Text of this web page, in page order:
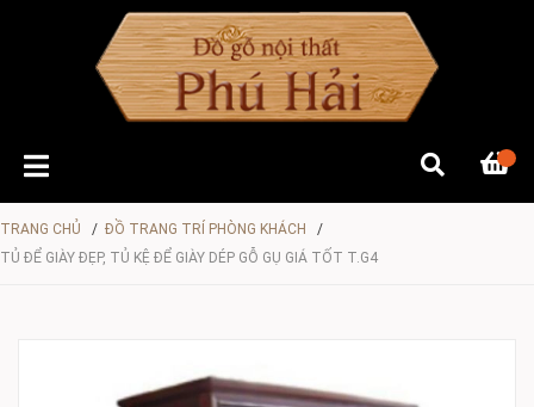
TRANG CHỦ / ĐỒ TRANG TRÍ PHÒNG KHÁCH
/
TỦ ĐỂ GIÀY ĐẸP, TỦ KỆ ĐỂ GIÀY DÉP GỖ GỤ GIÁ TỐT T.G4